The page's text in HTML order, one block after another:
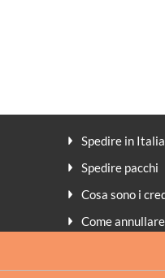
Spedire in Italia
Spedire pacchi
Cosa sono i
Come
Assicurazione